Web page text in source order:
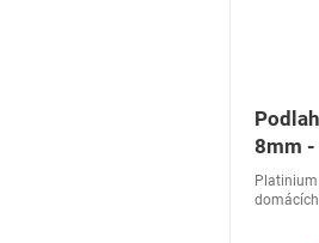
8mm -
Platinium